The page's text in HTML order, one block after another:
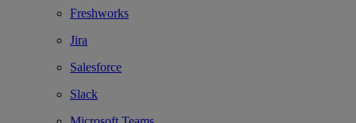
Freshworks
Jira
Salesforce
Slack